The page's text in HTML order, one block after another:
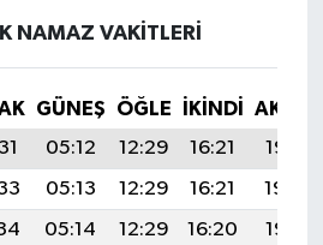
NAMAZ VAKITLERI
GÜNEŞ ÖĞLE İKINDI
05:12 12:29 16:21
19:35
05:13 12:29 16:21
19:34
05:14 12:29 16:20
19:33